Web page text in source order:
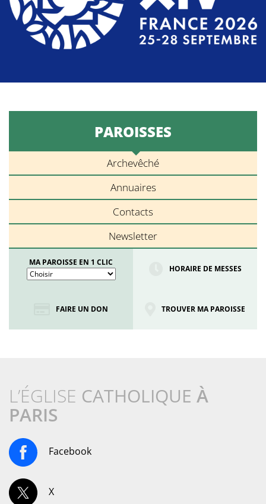
PAROISSES
Archevêché
Annuaires
Contacts
Newsletter
MA PAROISSE EN 1 CLIC
HORAIRE DE MESSES
FAIRE UN DON TROUVER MA PAROISSE
L’ÉGLISE CATHOLIQUE À
PARIS
Facebook
X